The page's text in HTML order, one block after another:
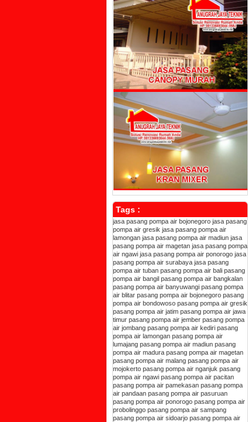
Tags :
jasa pasang pompa air bojonegoro jasa pasang
pompa air gresik jasa pasang pompa air
lamongan jasa pasang pompa air madiun jasa
pasang pompa air magetan jasa pasang pompa
air ngawi jasa pasang pompa air ponorogo jasa
pasang pompa air surabaya jasa pasang
pompa air tuban pasang pompa air bali pasang
pompa air bangil pasang pompa air bangkalan
pasang pompa air banyuwangi pasang pompa
air blitar pasang pompa air bojonegoro pasang
pompa air bondowoso pasang pompa air gresik
pasang pompa air jatim pasang pompa air jawa
timur pasang pompa air jember pasang pompa
air jombang pasang pompa air kediri pasang
pompa air lamongan pasang pompa air
lumajang pasang pompa air madiun pasang
pompa air madura pasang pompa air magetan
pasang pompa air malang pasang pompa air
mojokerto pasang pompa air nganjuk pasang
pompa air ngawi pasang pompa air pacitan
pasang pompa air pamekasan pasang pompa
air pandaan pasang pompa air pasuruan
pasang pompa air ponorogo pasang pompa air
probolinggo pasang pompa air sampang
pasang pompa air sidoarjo pasang pompa air